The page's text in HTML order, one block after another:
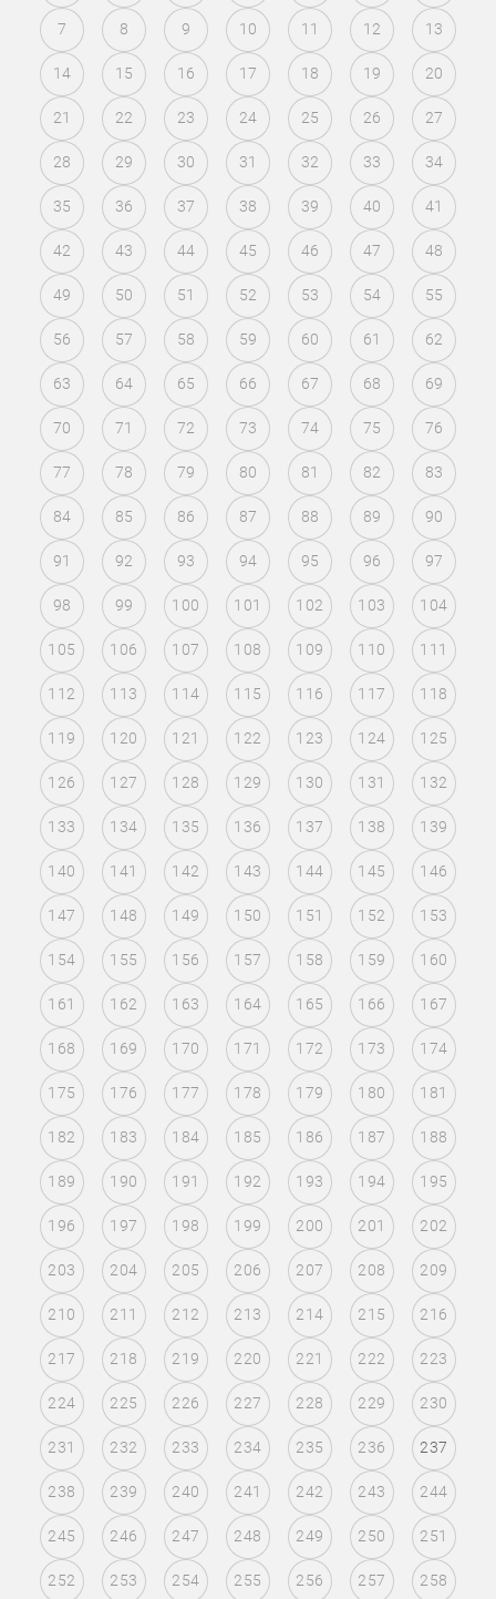
7 8 9 10 11 12 13
14 15 16 17 18 19 20
21 22 23 24 25 26 27
28 29 30 31 32 33 34
35 36 37 38 39 40 41
42 43 44 45 46 47 48
49 50 51 52 53 54 55
56 57 58 59 60 61 62
63 64 65 66 67 68 69
70 71 72 73 74 75 76
77 78 79 80 81 82 83
84 85 86 87 88 89 90
91 92 93 94 95 96 97
98 99 100 101 102 103 104
105 106 107 108 109 110 111
112 113 114 115 116 117 118
119 120 121 122 123 124 125
126 127 128 129 130 131 132
133 134 135 136 137 138 139
140 141 142 143 144 145 146
147 148 149 150 151 152 153
154 155 156 157 158 159 160
161 162 163 164 165 166 167
168 169 170 171 172 173 174
175 176 177 178 179 180 181
182 183 184 185 186 187 188
189 190 191 192 193 194 195
196 197 198 199 200 201 202
203 204 205 206 207 208 209
210 211 212 213 214 215 216
217 218 219 220 221 222 223
224 225 226 227 228 229 230
231 232 233 234 235 236 237
238 239 240 241 242 243 244
245 246 247 248 249 250 251
252 253 254 255 256 257 258